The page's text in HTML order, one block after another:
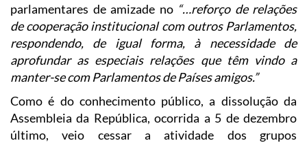
parlamentares de amizade no “…reforço de relações
de cooperação institucional com outros Parlamentos,
respondendo, de igual forma, à necessidade de
aprofundar as especiais relações que têm vindo a
manter-se com Parlamentos de Países amigos.”
Como é do conhecimento público, a dissolução da
Assembleia da República, ocorrida a 5 de dezembro
último, veio cessar a atividade dos grupos